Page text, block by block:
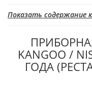
Показать содержание
KANGOO /
ГОДА